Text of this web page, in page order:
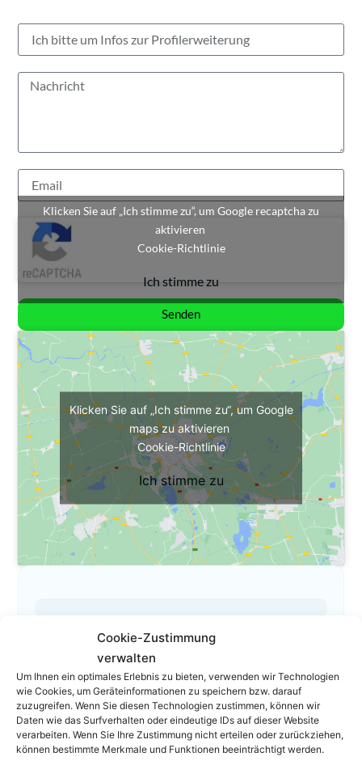
Cookie-Zustimmung
verwalten
Um Ihnen ein optimales Erlebnis zu bieten, verwenden wir Technologien
wie Cookies, um Geräteinformationen zu speichern bzw. darauf
zuzugreifen. Wenn Sie diesen Technologien zustimmen, können wir
Daten wie das Surfverhalten oder eindeutige IDs auf dieser Website
verarbeiten. Wenn Sie Ihre Zustimmung nicht erteilen oder zurückziehen,
können bestimmte Merkmale und Funktionen beeinträchtigt werden.
Klicken Sie auf „Ich stimme zu“, um Google recaptcha zu
aktivieren
Cookie-Richtlinie
Ich stimme zu
Senden
Klicken Sie auf „Ich stimme zu“, um Google
maps zu aktivieren
Cookie-Richtlinie
Ich stimme zu
Das ist mein Profil
07242/ 42 605
07242/ 42 605-20
p.stossier@stossier-oberndorfer.at
Homepage